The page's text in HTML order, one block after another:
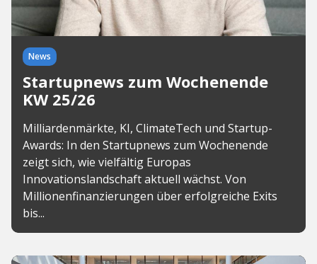
News
Startupnews zum Wochenende
KW 25/26
Milliardenmärkte, KI, ClimateTech und Startup-
Awards: In den Startupnews zum Wochenende
zeigt sich, wie vielfältig Europas
Innovationslandschaft aktuell wächst. Von
Millionenfinanzierungen über erfolgreiche Exits
bis...